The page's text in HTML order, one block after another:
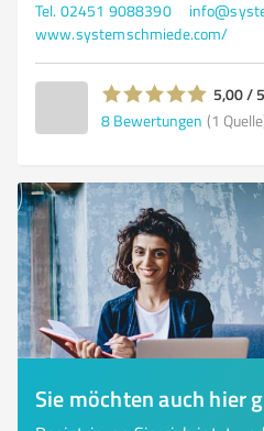
Tel. 02451 9088390
www.systemschmiede.com/
5,00 /
8 Bewertungen (1
Sie möchten auch hier